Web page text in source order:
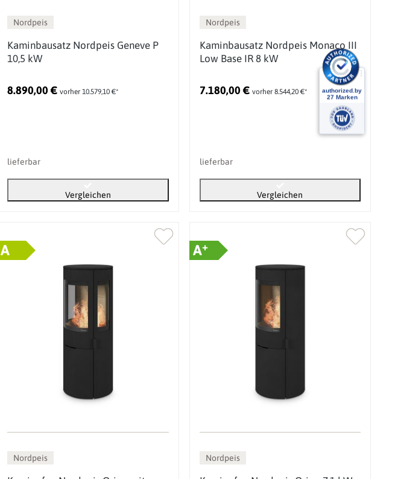
Nordpeis
Kaminbausatz Nordpeis Geneve P
10,5 kW
8.890,00 €vorher 10.579,10 €*
lieferbar
Vergleichen
Nordpeis
Kaminbausatz Nordpeis Monaco III
Low Base IR 8 kW
7.180,00 € vorher 8.544,20 €*
lieferbar
Vergleichen
A
Nordpeis
A+
Nordpeis